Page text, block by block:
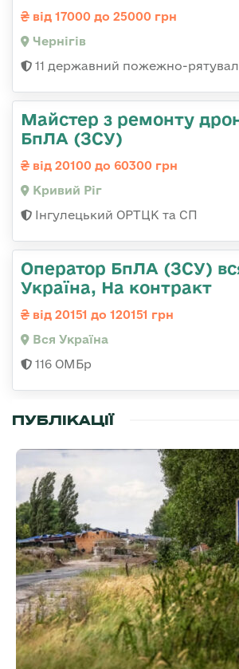
від 17000 до 25000 грн
Чернігів
11 державний пожежно-
Майстер з ремонту
БпЛА (ЗСУ)
від 20100 до 60300 грн
Кривий Ріг
Інгулецький ОРТЦК та СП
Оператор БпЛА (ЗСУ)
Україна, На контракт
від 20151 до 120151 грн
Вся Україна
116 ОМБр
ПУБЛІКАЦІЇ